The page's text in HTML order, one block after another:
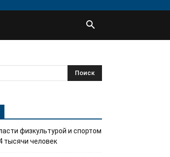
физкультурой и спортом
тысячи человек